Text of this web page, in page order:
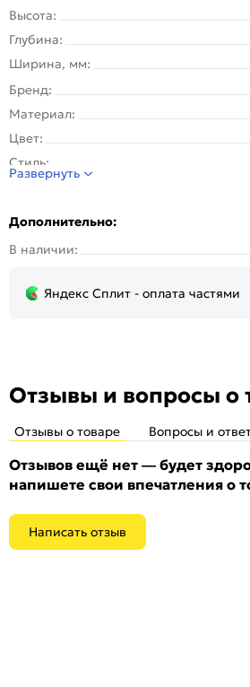
Высота:
Глубина:
Ширина, мм:
Бренд:
Материал:
Цвет:
Стиль:
Развернуть
Дополнительно:
В наличии:
Яндекс Сплит - оплата частями
Отзывы и вопросы о
Отзывы о товаре Вопросы и
Отзывов ещё нет — будет
напишете свои впечатления о
Написать отзыв